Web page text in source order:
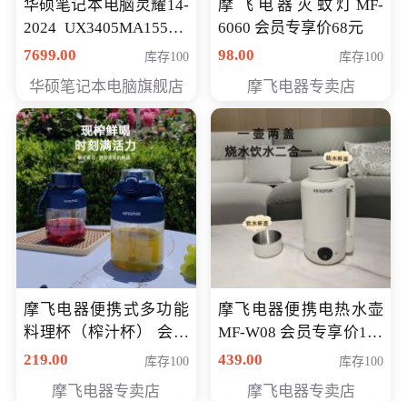
华硕笔记本电脑灵耀14-
2024 UX3405MA155夜
空蓝 oled 智慧轻薄本 会
7699.00 库存100
华硕笔记本电脑旗舰店
摩飞电器灭蚊灯MF-
6060 会员专享价68元
98.00
库存100
摩飞电器专卖店
摩飞电器便携式多功能
料理杯（榨汁杯） 会员
专享价118元
219.00 库存100
摩飞电器专卖店
摩飞电器便携电热水壶
MF-W08 会员专享价198
元
439.00 库存100
摩飞电器专卖店